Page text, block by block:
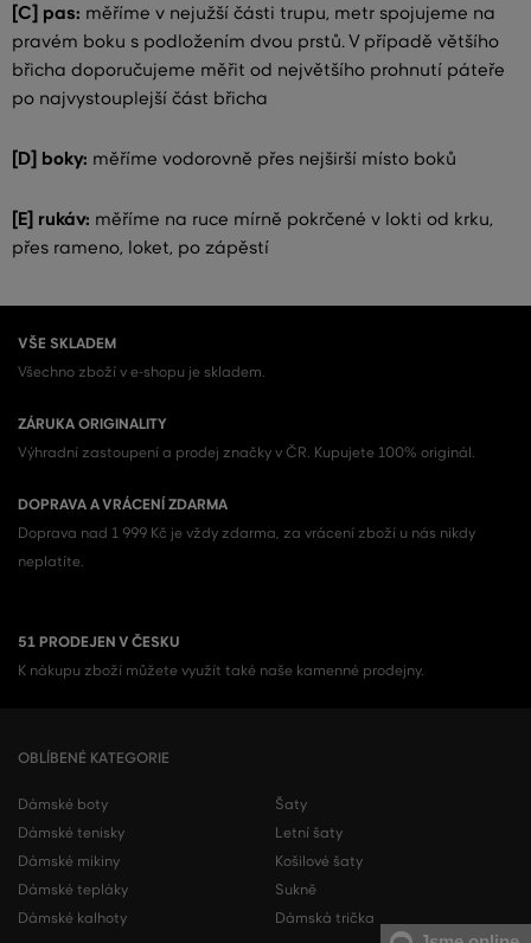
[C] pas: měříme v nejužší části trupu, metr spojujeme na
pravém boku s podložením dvou prstů. V případě většího
břicha doporučujeme měřit od největšího prohnutí páteře
po najvystouplejší část břicha
[D] boky: měříme vodorovně přes nejširší místo boků
[E] rukáv: měříme na ruce mírně pokrčené v lokti od krku,
přes rameno, loket, po zápěstí
VŠE SKLADEM
Všechno zboží v e-shopu je skladem.
ZÁRUKA ORIGINALITY
Výhradní zastoupení a prodej značky v ČR. Kupujete 100% originál.
DOPRAVA A VRÁCENÍ ZDARMA
Doprava nad 1 999 Kč je vždy zdarma, za vrácení zboží u nás nikdy
neplatíte.
51 PRODEJEN V ČESKU
K nákupu zboží můžete využít také naše kamenné prodejny.
OBLÍBENÉ KATEGORIE
Dámské boty
Dámské tenisky
Dámské mikiny
Dámské tepláky
Dámské kalhoty
Šaty
Letní šaty
Košilové šaty
Sukně
Dámská trička